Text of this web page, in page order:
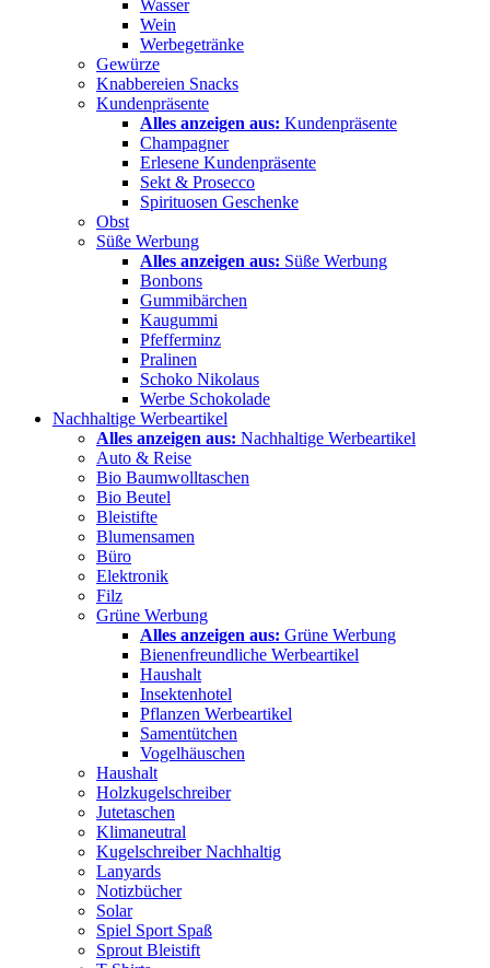
Wasser
Wein
Werbegetränke
Gewürze
Knabbereien Snacks
Kundenpräsente
Alles anzeigen aus: Kundenpräsente
Champagner
Erlesene Kundenpräsente
Sekt & Prosecco
Spirituosen Geschenke
Obst
Süße Werbung
Alles anzeigen aus: Süße Werbung
Bonbons
Gummibärchen
Kaugummi
Pfefferminz
Pralinen
Schoko Nikolaus
Werbe Schokolade
Nachhaltige Werbeartikel
Alles anzeigen aus: Nachhaltige Werbeartikel
Auto & Reise
Bio Baumwolltaschen
Bio Beutel
Bleistifte
Blumensamen
Büro
Elektronik
Filz
Grüne Werbung
Alles anzeigen aus: Grüne Werbung
Bienenfreundliche Werbeartikel
Haushalt
Insektenhotel
Pflanzen Werbeartikel
Samentütchen
Vogelhäuschen
Haushalt
Holzkugelschreiber
Jutetaschen
Klimaneutral
Kugelschreiber Nachhaltig
Lanyards
Notizbücher
Solar
Spiel Sport Spaß
Sprout Bleistift